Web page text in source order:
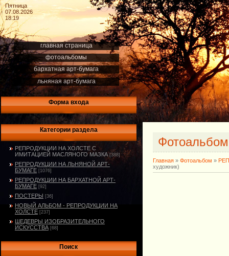
Пятница
07.08.2026
18:19
главная страница
фотоальбомы
бархатная арт-бумага
льняная арт-бумага
Форма входа
Категории раздела
РЕПРОДУКЦИИ НА ХОЛСТЕ С
ИМИТАЦИЕЙ МАСЛЯНОГО МАЗКА [388]
РЕПРОДУКЦИИ НА ЛЬНЯНОЙ АРТ-
БУМАГЕ [1076]
РЕПРОДУКЦИИ НА БАРХАТНОЙ АРТ-
БУМАГЕ [92]
ПОСТЕРЫ [36]
НОВЫЙ АЛЬБОМ - РЕПРОДУКЦИИ НА
ХОЛСТЕ [237]
ШЕДЕВРЫ ИЗОБРАЗИТЕЛЬНОГО
ИСКУССТВА [68]
Поиск
Главная » Фотоальбом »
художник)